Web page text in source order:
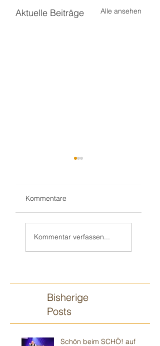
Aktuelle Beiträge Alle ansehen
Kindergeburtstag
Kommentare
Kommentar verfassen...
Bisherige
Posts
Schön beim SCHÖ! auf